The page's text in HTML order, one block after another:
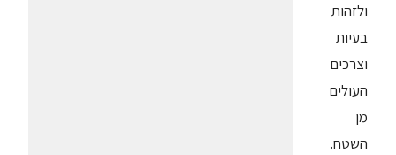
ולזהות
בעיות
וצרכים
העולים
מן
השטח.